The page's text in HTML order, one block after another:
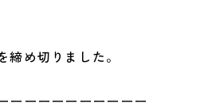
め切りました。
ーーーーーーーーーー